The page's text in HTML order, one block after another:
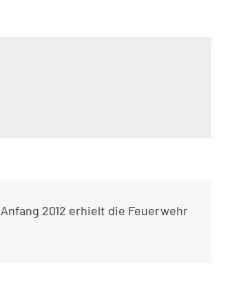
2012 erhielt die Feuerwehr